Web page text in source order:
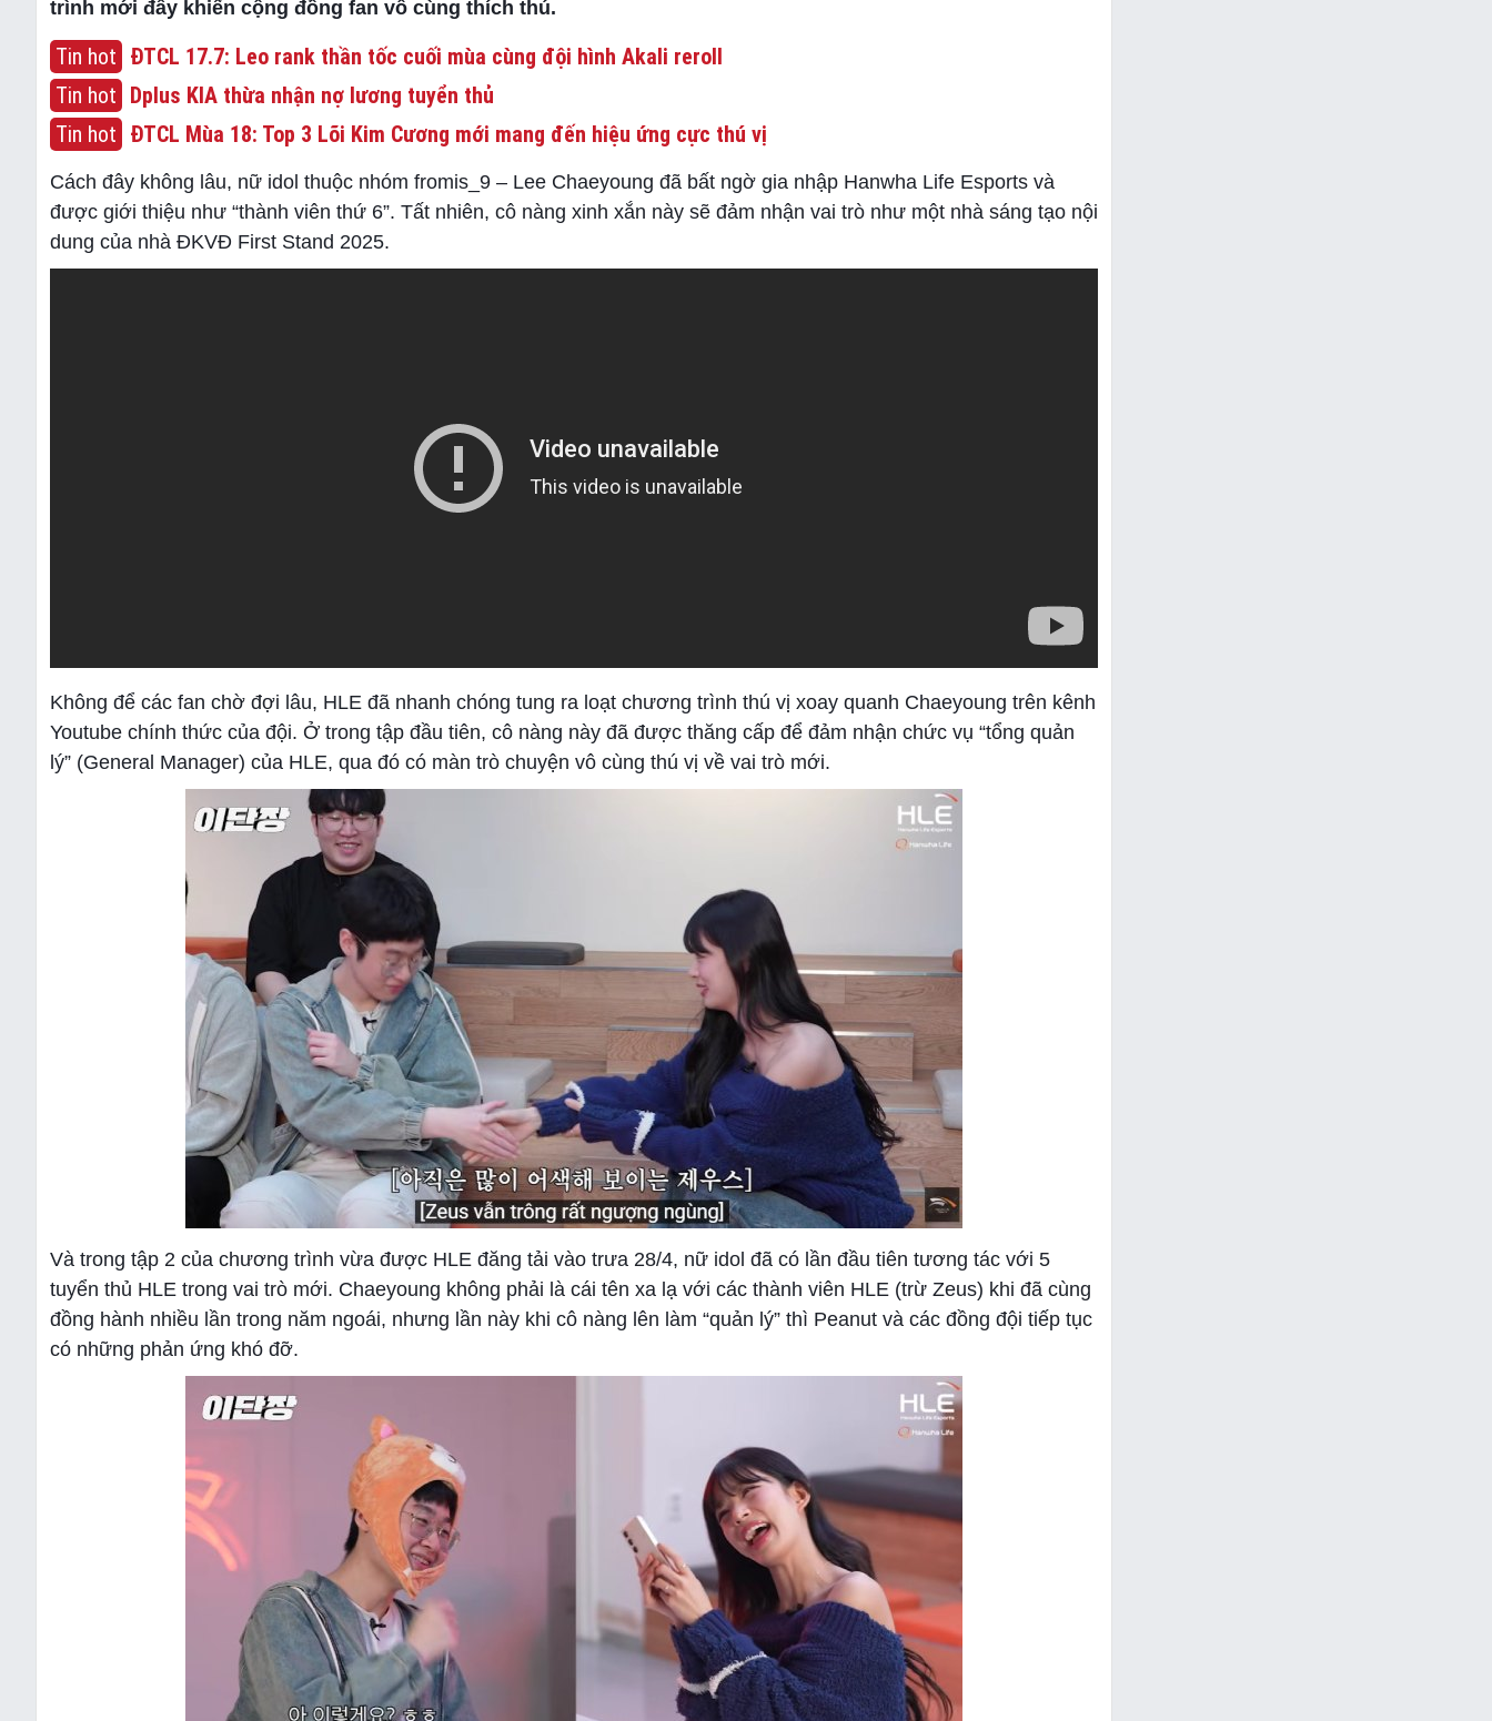
trình mới đây khiến cộng đồng fan vô cùng thích thú.
Tin hot ĐTCL 17.7: Leo rank thần tốc cuối mùa cùng đội hình Akali reroll
Tin hot Dplus KIA thừa nhận nợ lương tuyển thủ
Tin hot ĐTCL Mùa 18: Top 3 Lõi Kim Cương mới mang đến hiệu ứng cực thú vị
Cách đây không lâu, nữ idol thuộc nhóm fromis_9 – Lee Chaeyoung đã bất ngờ gia nhập Hanwha Life Esports và
được giới thiệu như “thành viên thứ 6”. Tất nhiên, cô nàng xinh xắn này sẽ đảm nhận vai trò như một nhà sáng tạo nội
dung của nhà ĐKVĐ First Stand 2025.
Không để các fan chờ đợi lâu, HLE đã nhanh chóng tung ra loạt chương trình thú vị xoay quanh Chaeyoung trên kênh
Youtube chính thức của đội. Ở trong tập đầu tiên, cô nàng này đã được thăng cấp để đảm nhận chức vụ “tổng quản
lý” (General Manager) của HLE, qua đó có màn trò chuyện vô cùng thú vị về vai trò mới.
Và trong tập 2 của chương trình vừa được HLE đăng tải vào trưa 28/4, nữ idol đã có lần đầu tiên tương tác với 5
tuyển thủ HLE trong vai trò mới. Chaeyoung không phải là cái tên xa lạ với các thành viên HLE (trừ Zeus) khi đã cùng
đồng hành nhiều lần trong năm ngoái, nhưng lần này khi cô nàng lên làm “quản lý” thì Peanut và các đồng đội tiếp tục
có những phản ứng khó đỡ.